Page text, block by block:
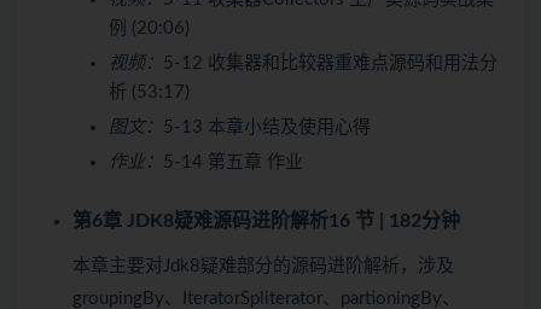
例 (20:06)
视频： 5-12 收集器和比较器重难点源码和用法分
析 (53:17)
图文： 5-13 本章小结及使用心得
作业： 5-14 第五章 作业
第6章 JDK8疑难源码进阶解析16 节 | 182分钟
本章主要对Jdk8疑难部分的源码进阶解析，涉及
groupingBy、IteratorSpliterator、partioningBy、